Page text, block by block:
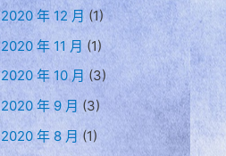
2020 年 12 月 (1)
2020 年 11 月 (1)
2020 年 10 月 (3)
2020 年 9 月 (3)
2020 年 8 月 (1)